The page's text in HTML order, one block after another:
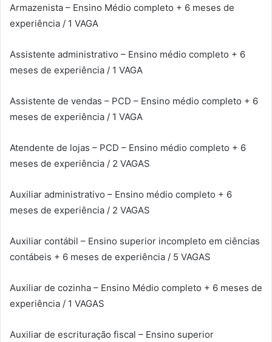
Armazenista – Ensino Médio completo + 6 meses de
experiência / 1 VAGA
Assistente administrativo – Ensino médio completo + 6
meses de experiência / 1 VAGA
Assistente de vendas – PCD – Ensino médio completo + 6
meses de experiência / 1 VAGA
Atendente de lojas – PCD – Ensino médio completo + 6
meses de experiência / 2 VAGAS
Auxiliar administrativo – Ensino médio completo + 6
meses de experiência / 2 VAGAS
Auxiliar contábil – Ensino superior incompleto em ciências
contábeis + 6 meses de experiência / 5 VAGAS
Auxiliar de cozinha – Ensino Médio completo + 6 meses de
experiência / 1 VAGAS
Auxiliar de escrituração fiscal – Ensino superior